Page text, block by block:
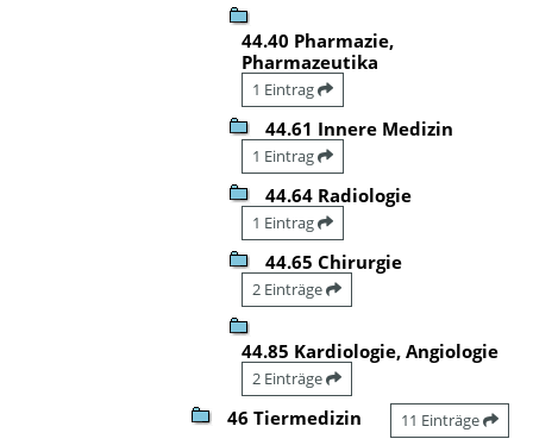
44.40 Pharmazie,
Pharmazeutika
1 Eintrag
44.61 Innere Medizin
1 Eintrag
44.64 Radiologie
1 Eintrag
44.65 Chirurgie
2 Einträge
44.85 Kardiologie, Angiologie
2 Einträge
46 Tiermedizin 11 Einträge